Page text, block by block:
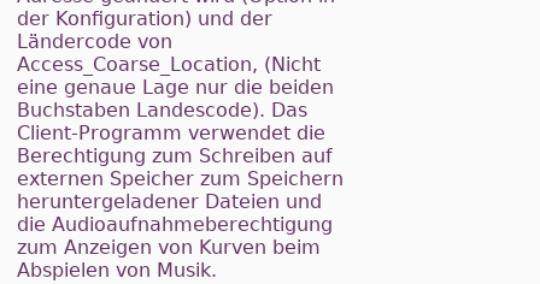
der Konfiguration) und der
Ländercode von
Access_Coarse_Location, (Nicht
eine genaue Lage nur die beiden
Buchstaben Landescode). Das
Client-Programm verwendet die
Berechtigung zum Schreiben auf
externen Speicher zum Speichern
heruntergeladener Dateien und
die Audioaufnahmeberechtigung
zum Anzeigen von Kurven beim
Abspielen von Musik.